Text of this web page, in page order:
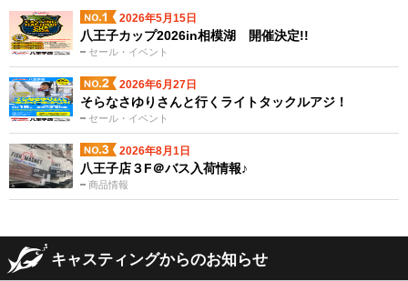
2026年5月15日
セール・イベント
八王子カップ2026in相模湖 開催決定!!
2026年6月27日
セール・イベント
そらなさゆりさんと行くライトタックルアジ！
2026年8月1日
商品情報
八王子店３F＠バス入荷情報♪
キャスティングからのお知らせ